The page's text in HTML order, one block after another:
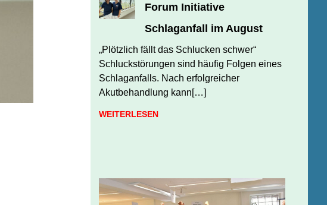
Forum Initiative
Schlaganfall im August
JULI 31, 2026
JUERGEN FINDEISEN
„Plötzlich fällt das Schlucken schwer“
Schluckstörungen sind häufig Folgen eines
Schlaganfalls. Nach erfolgreicher
Akutbehandlung kann[…]
WEITERLESEN